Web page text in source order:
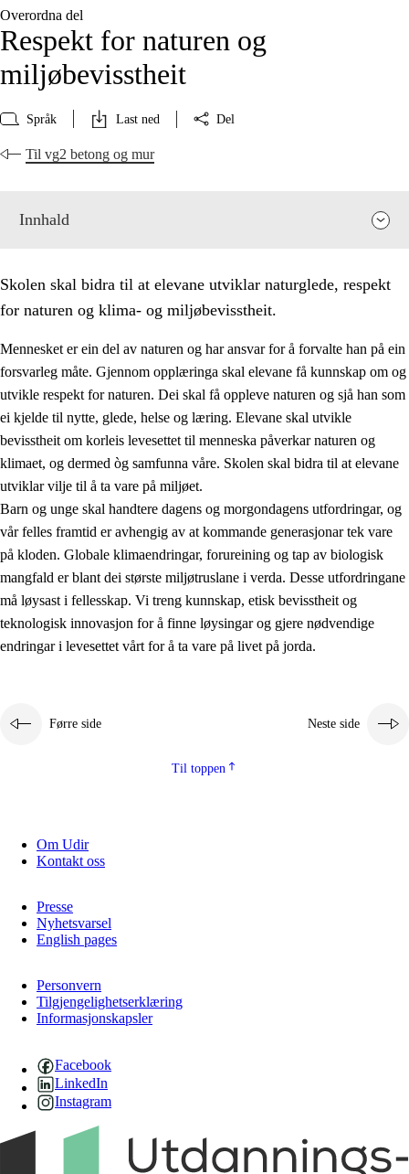
Overordna del
Respekt for naturen og
miljøbevisstheit
Språk Last ned Del
Til vg2 betong og mur
Innhald
1. Verdigrunnlaget i opplæringa
1.1 Menneskeverdet
1.2 Identitet og kulturelt mangfald
1.3 Kritisk tenking og etisk bevisstheit
1.4 Skaparglede, engasjement og utforskartrong
1.5 Respekt for naturen og miljøbevisstheit
Skolen skal bidra til at elevane utviklar naturglede, respekt
for naturen og klima- og miljøbevisstheit.
Mennesket er ein del av naturen og har ansvar for å forvalte han på ein
forsvarleg måte. Gjennom opplæringa skal elevane få kunnskap om og
utvikle respekt for naturen. Dei skal få oppleve naturen og sjå han som
ei kjelde til nytte, glede, helse og læring. Elevane skal utvikle
bevisstheit om korleis levesettet til menneska påverkar naturen og
klimaet, og dermed òg samfunna våre. Skolen skal bidra til at elevane
utviklar vilje til å ta vare på miljøet.
Barn og unge skal handtere dagens og morgondagens utfordringar, og
vår felles framtid er avhengig av at kommande generasjonar tek vare
på kloden. Globale klimaendringar, forureining og tap av biologisk
mangfald er blant dei største miljøtruslane i verda. Desse utfordringane
må løysast i fellesskap. Vi treng kunnskap, etisk bevisstheit og
teknologisk innovasjon for å finne løysingar og gjere nødvendige
endringar i levesettet vårt for å ta vare på livet på jorda.
Førre side Neste side
Til toppen
Om Udir
Kontakt oss
Presse
Nyhetsvarsel
English pages
Personvern
Tilgjengelighetserklæring
Informasjonskapsler
Facebook
LinkedIn
Instagram